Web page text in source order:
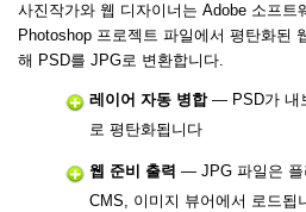
사진작가와 웹 디자이너는 Adobe 소프트
Photoshop 프로젝트 파일에서 평탄화된
해 PSD를 JPG로 변환합니다.
레이어 자동 병합— PSD가 내
로 평탄화됩니다
웹 준비 출력 — JPG 파일은 플
CMS, 이미지 뷰어에서 로드됩